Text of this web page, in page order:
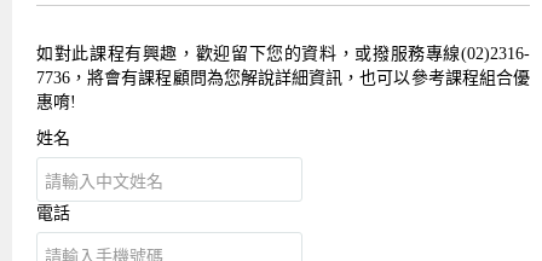
如對此課程有興趣，歡迎留下您的資料，或撥服務專線(02)2316-
7736，將會有課程顧問為您解說詳細資訊，也可以參考課程組合優
惠唷!
姓名
電話